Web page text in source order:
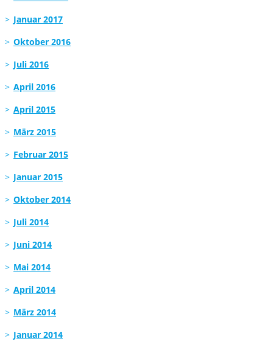
Januar 2017
Oktober 2016
Juli 2016
April 2016
April 2015
März 2015
Februar 2015
Januar 2015
Oktober 2014
Juli 2014
Juni 2014
Mai 2014
April 2014
März 2014
Januar 2014